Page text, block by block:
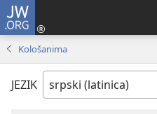
JW.ORG
Kološanima
JEZIK